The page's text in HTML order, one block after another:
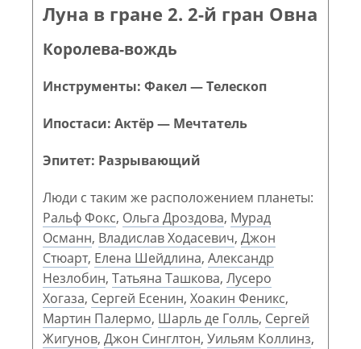
Луна в гране 2. 2-й гран Овна
Королева-вождь
Инструменты: Факел — Телескоп
Ипостаси: Актёр — Мечтатель
Эпитет: Разрывающий
Люди с таким же расположением планеты:
Ральф Фокс, Ольга Дроздова, Мурад
Османн, Владислав Ходасевич, Джон
Стюарт, Елена Шейдлина, Александр
Незлобин, Татьяна Ташкова, Лусеро
Хогаза, Сергей Есенин, Хоакин Феникс,
Мартин Палермо, Шарль де Голль, Сергей
Жигунов, Джон Синглтон, Уильям Коллинз,